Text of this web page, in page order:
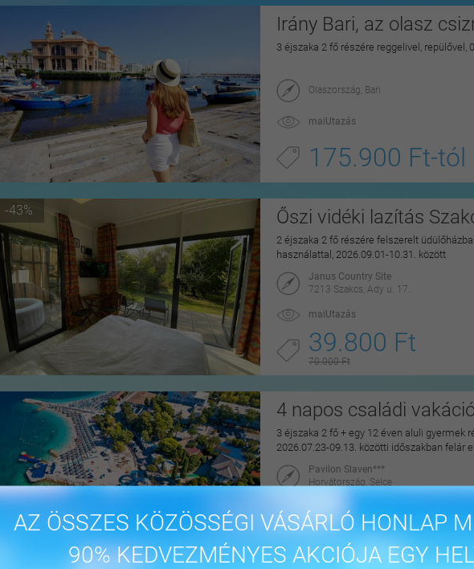
AZ ÖSSZES KÖZÖSSÉGI VÁSÁRLÓ HONLAP
90% KEDVEZMÉNYES AKCIÓJA EGY
Irány Bari, az olasz
3 éjszaka 2 fő részére reggelivel, repülővel,
Olaszország, Bari
maiUtazás
175.900 Ft-tól
-43% Őszi vidéki lazítás
2 éjszaka 2 fő részére felszerelt
használattal, 2026.09.01-10.31. között
Janus Country Site
7213 Szakcs, Ady u. 17.
maiUtazás
39.800 Ft
70.000 Ft
4 napos családi
3 éjszaka 2 fő + egy 12 éven aluli gyermek
2026.07.23-09.13. közötti időszakban felár
Pavilon Slaven***
Horvátország, Selce
144.900 Ft